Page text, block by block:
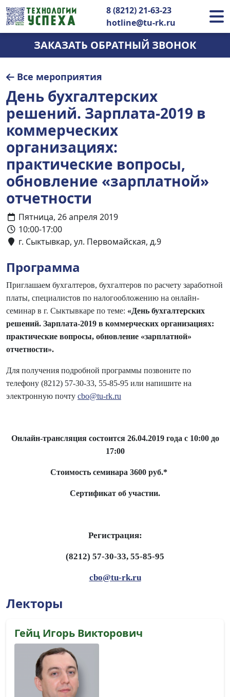
8 (8212) 21-63-23
hotline@tu-rk.ru
ЗАКАЗАТЬ ОБРАТНЫЙ ЗВОНОК
День бухгалтерских
решений. Зарплата-2019 в
коммерческих
организациях:
практические вопросы,
обновление «зарплатной»
отчетности
Все мероприятия
Пятница, 26 апреля 2019
10:00-17:00
г. Сыктывкар, ул. Первомайская, д.9
Программа
Приглашаем бухгалтеров, бухгалтеров по расчету заработной
платы, специалистов по налогообложению на онлайн-
семинар в г. Сыктывкаре по теме: «День бухгалтерских
решений. Зарплата-2019 в коммерческих организациях:
практические вопросы, обновление «зарплатной»
отчетности».
Для получения подробной программы позвоните по
телефону (8212) 57-30-33, 55-85-95 или напишите на
электронную почту cbo@tu-rk.ru
Онлайн-трансляция состоится 26.04.2019 года с 10:00 до
17:00
Стоимость семинара 3600 руб.*
Сертификат об участии.
Регистрация:
(8212) 57-30-33, 55-85-95
cbo@tu-rk.ru
Лекторы
Гейц Игорь Викторович